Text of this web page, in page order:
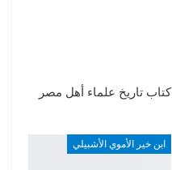
كتاب تاريخ علماء أهل مصر
ابن خير الأموي الأشبيلي